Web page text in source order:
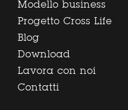
Modello business
Progetto Cross Life
Blog
Download
Lavora con noi
Contatti